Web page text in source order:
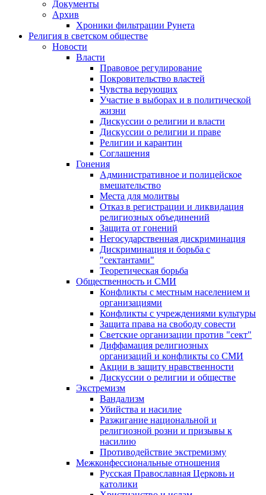
Документы
Архив
Хроники фильтрации Рунета
Религия в светском обществе
Новости
Власти
Правовое регулирование
Покровительство властей
Чувства верующих
Участие в выборах и в политической
жизни
Дискуссии о религии и власти
Дискуссии о религии и праве
Религии и карантин
Соглашения
Гонения
Административное и полицейское
вмешательство
Места для молитвы
Отказ в регистрации и ликвидация
религиозных объединений
Защита от гонений
Негосударственная дискриминация
Дискриминация и борьба с
"сектантами"
Теоретическая борьба
Общественность и СМИ
Конфликты с местным населением и
организациями
Конфликты с учреждениями культуры
Защита права на свободу совести
Светские организации против "сект"
Диффамация религиозных
организаций и конфликты со СМИ
Акции в защиту нравственности
Дискуссии о религии и обществе
Экстремизм
Вандализм
Убийства и насилие
Разжигание национальной и
религиозной розни и призывы к
насилию
Противодействие экстремизму
Межконфессиональные отношения
Русская Православная Церковь и
католики